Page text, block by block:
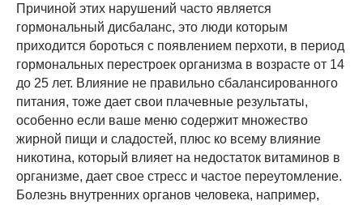
Причиной этих нарушений часто является
гормональный дисбаланс, это люди которым
приходится бороться с появлением перхоти, в период
гормональных перестроек организма в возрасте от 14
до 25 лет. Влияние не правильно сбалансированного
питания, тоже дает свои плачевные результаты,
особенно если ваше меню содержит множество
жирной пищи и сладостей, плюс ко всему влияние
никотина, который влияет на недостаток витаминов в
организме, дает свое стресс и частое переутомление.
Болезнь внутренних органов человека, например,